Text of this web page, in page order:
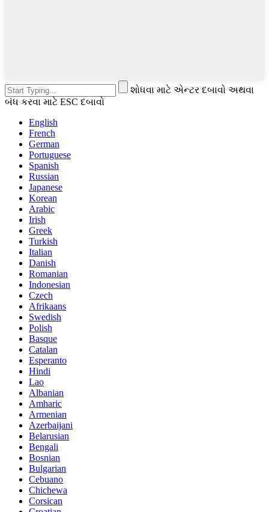
શોધવા માટે એન્ટર દબાવો અથવા
બંધ કરવા માટે ESC દબાવો
English
French
German
Portuguese
Spanish
Russian
Japanese
Korean
Arabic
Irish
Greek
Turkish
Italian
Danish
Romanian
Indonesian
Czech
Afrikaans
Swedish
Polish
Basque
Catalan
Esperanto
Hindi
Lao
Albanian
Amharic
Armenian
Azerbaijani
Belarusian
Bengali
Bosnian
Bulgarian
Cebuano
Chichewa
Corsican